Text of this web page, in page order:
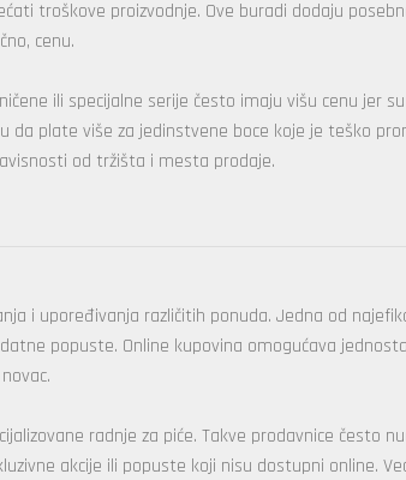
troškove proizvodnje. Ove buradi dodaju
cenu.
ili specijalne serije često imaju višu cenu jer su
da plate više za jedinstvene boce koje je teško
od tržišta i mesta prodaje.
i upoređivanja različitih ponuda. Jedna od
popuste. Online kupovina omogućava
radnje za piće. Takve prodavnice često
akcije ili popuste koji nisu dostupni online.